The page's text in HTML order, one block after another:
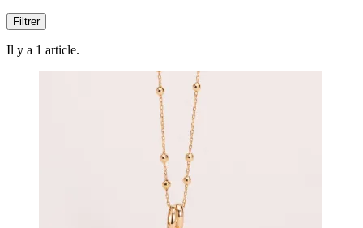
Filtrer
Il y a 1 article.